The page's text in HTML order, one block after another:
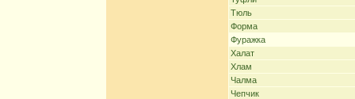
Тюль
Форма
Фуражка
Халат
Хлам
Чалма
Чепчик